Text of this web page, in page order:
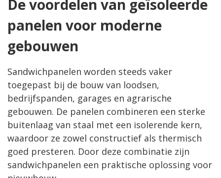
De voordelen van geïsoleerde
panelen voor moderne
gebouwen
Sandwichpanelen worden steeds vaker
toegepast bij de bouw van loodsen,
bedrijfspanden, garages en agrarische
gebouwen. De panelen combineren een sterke
buitenlaag van staal met een isolerende kern,
waardoor ze zowel constructief als thermisch
goed presteren. Door deze combinatie zijn
sandwichpanelen een praktische oplossing voor